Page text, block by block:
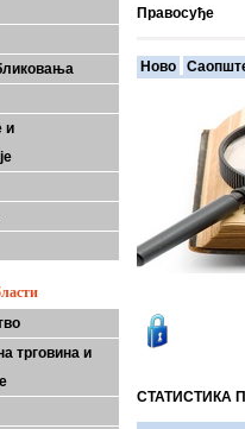
и
трговина и
Правосуђе
Ново
СТАТИСТИКА